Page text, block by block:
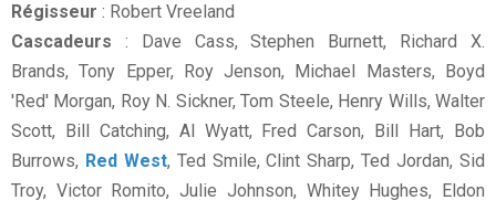
Régisseur : Robert Vreeland
Cascadeurs : Dave Cass, Stephen Burnett, Richard X.
Brands, Tony Epper, Roy Jenson, Michael Masters, Boyd
'Red' Morgan, Roy N. Sickner, Tom Steele, Henry Wills, Walter
Scott, Bill Catching, Al Wyatt, Fred Carson, Bill Hart, Bob
Burrows, Red West, Ted Smile, Clint Sharp, Ted Jordan, Sid
Troy, Victor Romito, Julie Johnson, Whitey Hughes, Eldon